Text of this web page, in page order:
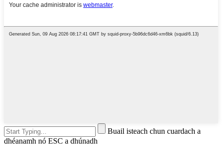
Buail isteach chun cuardach a
dhéanamh nó ESC a dhúnadh